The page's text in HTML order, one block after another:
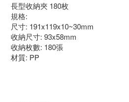
長型收納夾 180枚
規格:
尺寸: 191x119x10~30mm
收納尺寸: 93x58mm
收納枚數: 180張
材質: PP